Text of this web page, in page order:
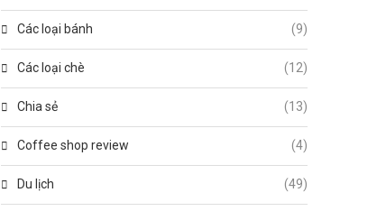
Các loại bánh (9)
Các loại chè (12)
Chia sẻ (13)
Coffee shop review (4)
Du lịch (49)